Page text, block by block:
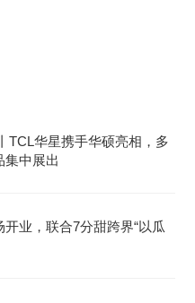
TCL华星携手华硕亮相，多
集中展出
开业，联合7分甜跨界“以瓜